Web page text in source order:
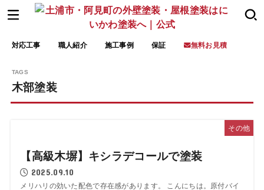
対応工事 職人紹介 施工事例 保証 無料お見積
木部塗装
その他
【高級木塀】キシラデコールで塗装
2025.09.10
メリハリの効いた配色で存在感があります。 こんにちは。原付バイ